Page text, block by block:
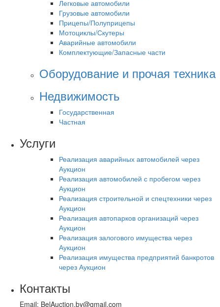
Легковые автомобили
Грузовые автомобили
Прицепы/Полуприцепы
Мотоциклы/Скутеры
Аварийные автомобили
Комплектующие/Запасные части
Оборудование и прочая техника
Недвижимость
Государственная
Частная
Услуги
Реализация аварийных автомобилей через
Аукцион
Реализация автомобилей с пробегом через
Аукцион
Реализация строительной и спецтехники через
Аукцион
Реализация автопарков организаций через
Аукцион
Реализация залогового имущества через
Аукцион
Реализация имущества предприятий банкротов
через Аукцион
Контакты
Email: BelAuction.by@gmail.com